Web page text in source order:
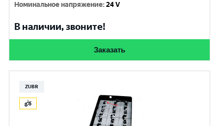
Номинальное напряжение:24 V
В наличии, звоните!
Заказать
ZUBR